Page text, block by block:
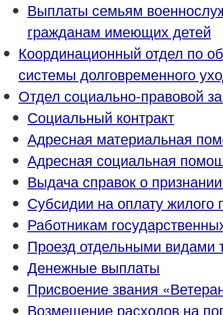
Выплаты семьям
гражданам имеющих детей
Координационный отдел по
системы долговременного
Отдел социально-правовой
Социальный контракт
Адресная материальная
Адресная социальная
Выдача справок о
Субсидии на оплату
Работникам
Проезд отдельными видами
Денежные выплаты
Присвоение звания
Возмещение расходов на